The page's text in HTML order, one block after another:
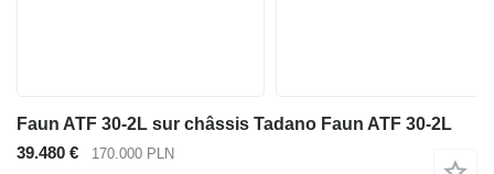
Faun ATF 30-2L sur châssis Tadano Faun ATF 30-2L
39.480 €
170.000 PLN